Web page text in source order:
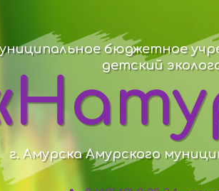
бюджетное
детский
г. Амурска Амурского